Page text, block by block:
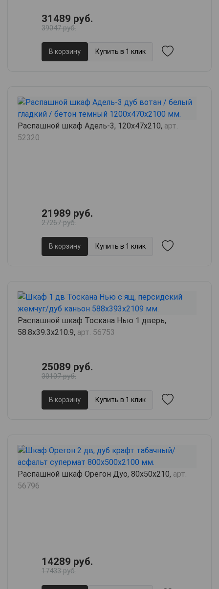
31489 руб.
39047 руб.
В корзину Купить в 1 клик
Распашной шкаф Адель-3, 120х47х210, арт.
52320
21989 руб.
27267 руб.
В корзину Купить в 1 клик
Распашной шкаф Тоскана Нью 1 дверь,
58.8х39.3х210.9, арт. 56753
25089 руб.
30107 руб.
В корзину Купить в 1 клик
Распашной шкаф Орегон Дуо, 80х50х210, арт.
56796
14289 руб.
17433 руб.